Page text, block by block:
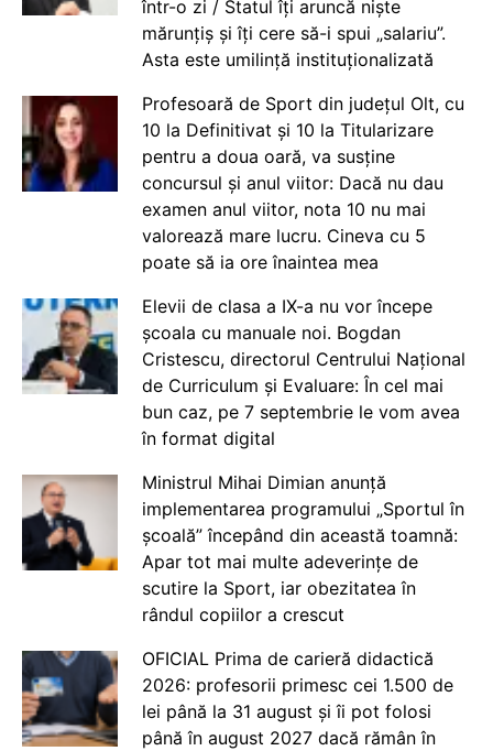
într-o zi / Statul îți aruncă niște
mărunțiș și îți cere să-i spui „salariu”.
Asta este umilință instituționalizată
Profesoară de Sport din județul Olt, cu
10 la Definitivat și 10 la Titularizare
pentru a doua oară, va susține
concursul și anul viitor: Dacă nu dau
examen anul viitor, nota 10 nu mai
valorează mare lucru. Cineva cu 5
poate să ia ore înaintea mea
Elevii de clasa a IX-a nu vor începe
școala cu manuale noi. Bogdan
Cristescu, directorul Centrului Național
de Curriculum și Evaluare: În cel mai
bun caz, pe 7 septembrie le vom avea
în format digital
Ministrul Mihai Dimian anunță
implementarea programului „Sportul în
școală” începând din această toamnă:
Apar tot mai multe adeverințe de
scutire la Sport, iar obezitatea în
rândul copiilor a crescut
OFICIAL Prima de carieră didactică
2026: profesorii primesc cei 1.500 de
lei până la 31 august și îi pot folosi
până în august 2027 dacă rămân în